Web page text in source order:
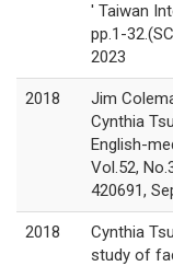
' Taiwan
pp.1-
2023
2018
Jim
Cynthia
English-
Vol.52,
420691,
2018
Cynthia
study of